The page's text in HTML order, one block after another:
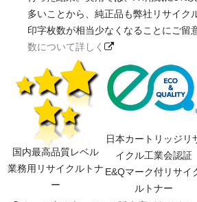
多いことから、純正品も弊社リサイク
印字枚数が相当少なくなることにご留
数について詳しく
国内最高品質レベル
業務用リサイクルトナ
ー
日本カートリッジリ
イクル工業会認証
E&Qマーク付リサイ
ルトナー